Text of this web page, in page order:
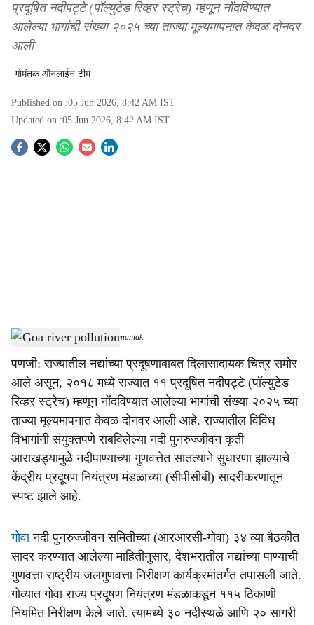
प्रदूषित नदीपट्टे (पॉल्युटेड रिव्हर स्ट्रेच) म्हणून नोंदविण्यात
आलेल्या भागांची संख्या २०२५ च्या ताज्या मूल्यमापनात केवळ दोनवर
आली
गोमंतक ऑनलाईन टीम
Published on :05 Jun 2026, 8:42 AM IST
Updated on :05 Jun 2026, 8:42 AM IST
S
a
r
e
Goa river pollution -Dainik Gomantak
पणजी: राज्यातील नद्यांच्या प्रदूषणाबाबत दिलासादायक चित्र समोर
आले असून, २०१८ मध्ये राज्यात ११ प्रदूषित नदीपट्टे (पॉल्युटेड
रिव्हर स्ट्रेच) म्हणून नोंदविण्यात आलेल्या भागांची संख्या २०२५ च्या
ताज्या मूल्यमापनात केवळ दोनवर आली आहे. राज्यातील विविध
विभागांनी संयुक्तपणे राबविलेल्या नदी पुनरुज्जीवन कृती
आराखड्यामुळे नदीपाण्याच्या गुणवत्तेत सातत्याने सुधारणा झाल्याचे
केंद्रीय प्रदूषण नियंत्रण मंडळाच्या (सीपीसीबी) सादरीकरणातून
स्पष्ट झाले आहे.
गोवानदी पुनरुज्जीवन समितीच्या (आरआरसी-गोवा) ३४ व्या बैठकीत
सादर करण्यात आलेल्या माहितीनुसार, देशभरातील नद्यांच्या पाण्याची
गुणवत्ता राष्ट्रीय जलगुणवत्ता निरीक्षण कार्यक्रमांतर्गत तपासली जाते.
गोव्यात गोवा राज्य प्रदूषण नियंत्रण मंडळाकडून ११५ ठिकाणी
नियमित निरीक्षण केले जाते. त्यामध्ये ३० नदीस्थळे आणि २० सागरी